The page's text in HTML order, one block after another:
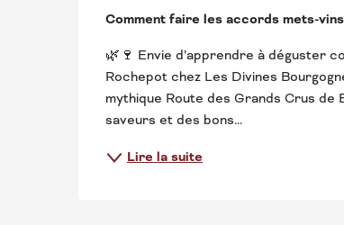
Comment faire les accords mets-
🌿🍷 Envie d’apprendre à déguster
Rochepot chez Les Divines
mythique Route des Grands Crus de
saveurs et des bons...
Lire la suite